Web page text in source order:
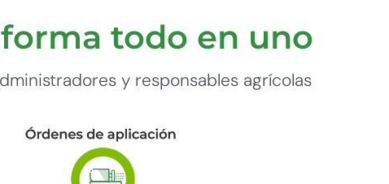
todo en uno
y responsables agrícolas